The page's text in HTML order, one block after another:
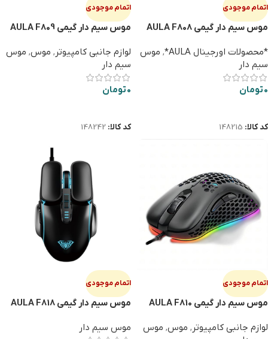
اتمام موجودی
موس سیم دار گیمی AULA F808
*محصولات اورجینال AULA* , موس
سیم دار
0تومان
کد کالا: 148215
اتمام موجودی
موس سیم دار گیمی AULA F809
لوازم جانبی کامپیوتر , موس, موس
سیم دار
0تومان
کد کالا: 148242
اتمام موجودی
موس سیم دار گیمی AULA F810
لوازم جانبی کامپیوتر , موس, موس
اتمام موجودی
موس سیم دار گیمی AULA F818
موس سیم دار